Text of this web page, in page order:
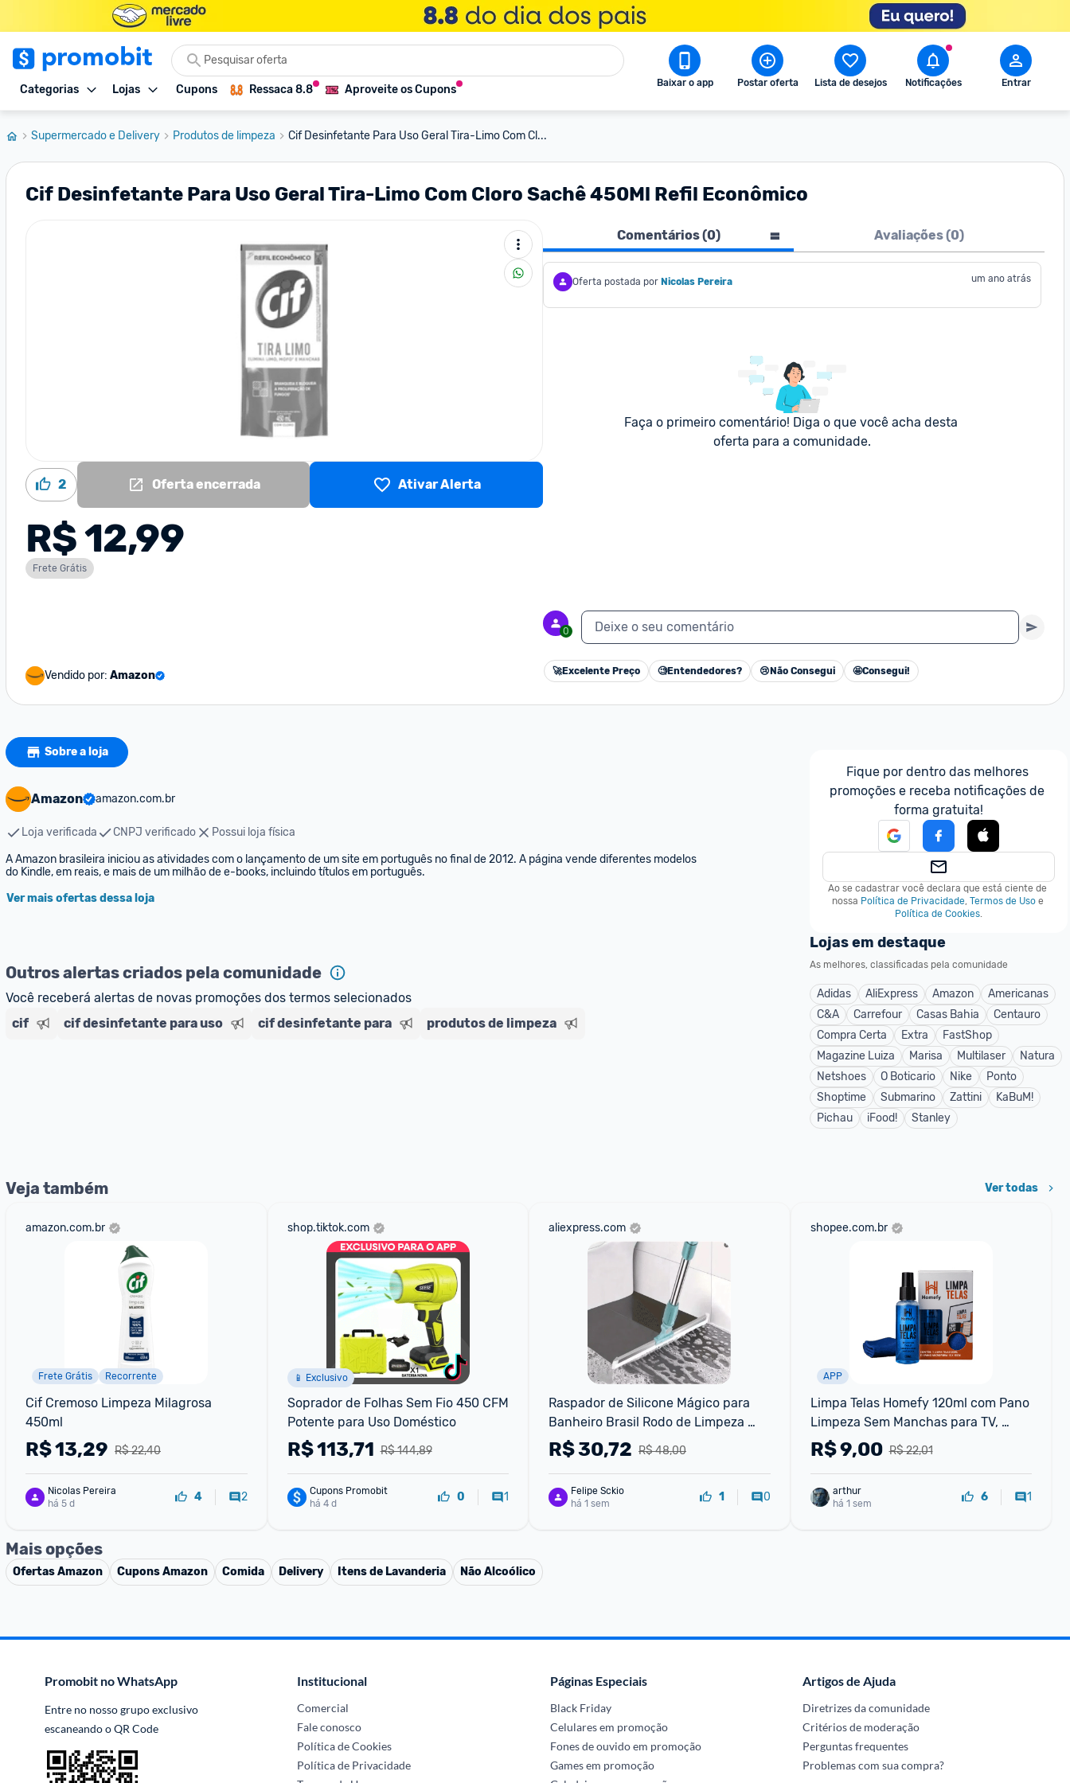
Categorias Lojas Cupons Ressaca 8.8 Aproveite os Cupons Baixar o app Postar oferta Lista de desejos Notificações Entrar
Supermercado e Delivery Produtos de limpeza Cif Desinfetante Para Uso Geral Tira-Limo Com Cl...
Cif Desinfetante Para Uso Geral Tira-Limo Com Cloro Sachê 450Ml Refil Econômico
2 Oferta encerrada Ativar Alerta
R$ 12,99
Frete Grátis
Vendido por: Amazon
Comentários (0) Avaliações (0)
Oferta postada por Nicolas Pereira um ano atrás
Faça o primeiro comentário! Diga o que você acha desta
oferta para a comunidade.
0 Deixe o seu comentário
🚀Excelente Preço 🧐Entendedores? 😢 Não Consegui 🤩Consegui!
Sobre a loja
Amazon amazon.com.br
Loja verificada CNPJ verificado
Possui loja física
A Amazon brasileira iniciou as atividades com o lançamento de um site em português no final de 2012. A página vende diferentes modelos
do Kindle, em reais, e mais de um milhão de e-books, incluindo títulos em português.
Ver mais ofertas dessa loja
Outros alertas criados pela comunidade
Você receberá alertas de novas promoções dos termos selecionados
cif
cif desinfetante para uso cif desinfetante para produtos de limpeza
Fique por dentro das melhores
promoções e receba notificações de
forma gratuita!
Ao se cadastrar você declara que está ciente de
nossa Política de Privacidade, Termos de Uso e
Política de Cookies.
Lojas em destaque
As melhores, classificadas pela comunidade
Adidas AliExpress Amazon
Americanas
C&A
Carrefour Casas Bahia
Centauro
Compra Certa
Extra
FastShop
Magazine Luiza
Marisa Multilaser
Natura
Netshoes
O Boticario Nike
Ponto
Shoptime
Submarino Zattini
KaBuM!
Pichau
iFood! Stanley
Veja também Ver todas
amazon.com.br
Frete Grátis Recorrente
Cif Cremoso Limpeza Milagrosa
450ml
R$ 22,40
R$13,29
Nicolas Pereira
há 5 d
4 2
shop.tiktok.com
📱 Exclusivo
Soprador de Folhas Sem Fio 450 CFM
Potente para Uso Doméstico
R$ 144,89
R$113,71
Cupons Promobit
há 4 d
0 1
aliexpress.com
Raspador de Silicone Mágico para
Banheiro Brasil Rodo de Limpeza
Doméstica para Banheiro com Cabo
de Plástico Uso S
R$ 48,00
R$30,72
Felipe Sckio
há 1 sem
1 0
shopee.com.br
APP
Limpa Telas Homefy 120ml com Pano
Limpeza Sem Manchas para TV,
Notebook e Celular Anti-estático
R$ 22,01
R$9,00
arthur
há 1 sem
6 1
Mais opções
OfertasAmazon CuponsAmazon Comida Delivery Itens de Lavanderia Não Alcoólico
Promobit no WhatsApp
Entre no nosso grupo exclusivo
escaneando o QR Code
Institucional
Comercial
Fale conosco
Política de Cookies
Política de Privacidade
Páginas Especiais
Black Friday
Celulares em promoção
Fones de ouvido em promoção
Games em promoção
Artigos de Ajuda
Diretrizes da comunidade
Critérios de moderação
Perguntas frequentes
Problemas com sua compra?